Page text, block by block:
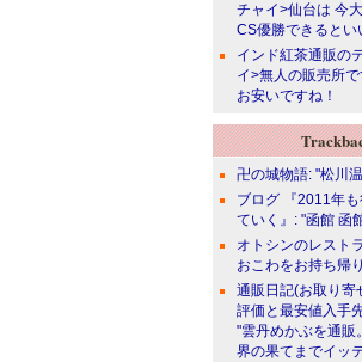
チャイ>仙台は 今
CS優勝できるとい
インド紅茶通販の
イ>無人の販売所
お安いですね！
卍の城物語: "松川
ブログ 『2011年
ていく』: "函館 函
オトシンのレスト
おこわをお持ち帰
通販日記(お取り寄
評価と最安値入手
"雲丹めかぶを通販
界の果てまでイッ